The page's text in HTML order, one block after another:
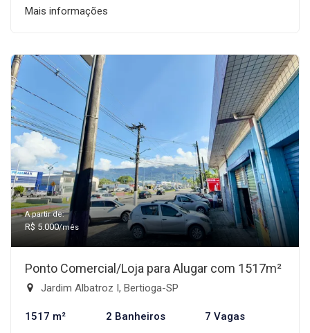
Mais informações
A partir de:
R$ 5.000/mês
Ponto Comercial/Loja para Alugar com 1517m²
Jardim Albatroz I, Bertioga-SP
1517 m² 2 Banheiros 7 Vagas